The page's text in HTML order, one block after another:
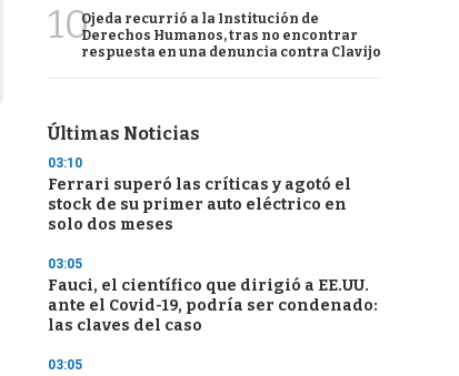
10Ojeda recurrió a la Institución de
Derechos Humanos, tras no encontrar
respuesta en una denuncia contra Clavijo
Últimas Noticias
03:10
Ferrari superó las críticas y agotó el
stock de su primer auto eléctrico en
solo dos meses
03:05
Fauci, el científico que dirigió a EE.UU.
ante el Covid-19, podría ser condenado:
las claves del caso
03:05